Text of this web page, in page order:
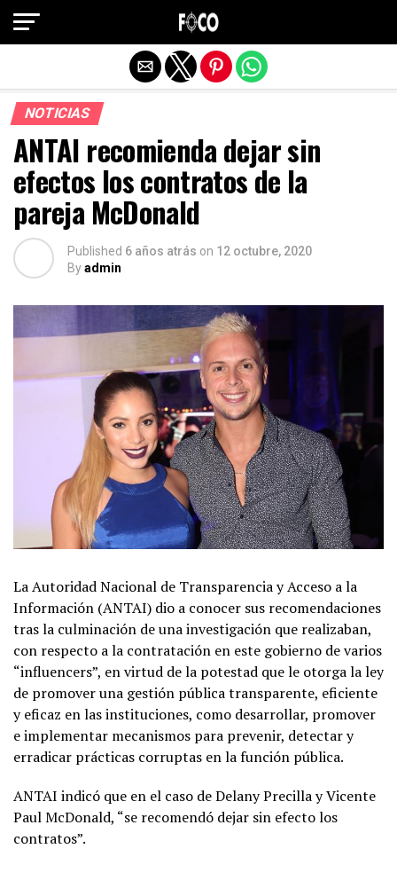
NOTICIAS
ANTAI recomienda dejar sin
efectos los contratos de la
pareja McDonald
Published 6 años atrás on 12 octubre, 2020
Byadmin
La Autoridad Nacional de Transparencia y Acceso a la
Información (ANTAI) dio a conocer sus recomendaciones
tras la culminación de una investigación que realizaban,
con respecto a la contratación en este gobierno de varios
“influencers”, en virtud de la potestad que le otorga la ley
de promover una gestión pública transparente, eficiente
y eficaz en las instituciones, como desarrollar, promover
e implementar mecanismos para prevenir, detectar y
erradicar prácticas corruptas en la función pública.
ANTAI indicó que en el caso de Delany Precilla y Vicente
Paul McDonald, “se recomendó dejar sin efecto los
contratos”.
Salir de la versión móvil